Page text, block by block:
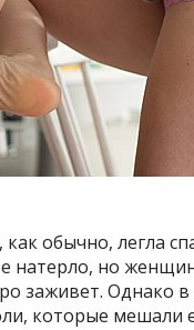
обычно, легла
натерло, но
заживет. Однако
которые мешали